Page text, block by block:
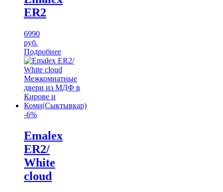
ER2
6990
руб.
Подробнее
-6%
Emalex
ER2/
White
cloud